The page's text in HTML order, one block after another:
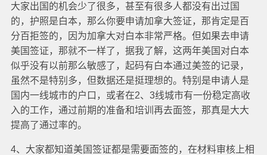
大家出国的机会少了很多，甚至有很多人都没有出过国
的，护照是白本，那么你要申请加拿大签证，那肯定是百
分百拒签的，因为加拿大对白本非常严格。但如果去申请
美国签证，那就不一样了，据我了解，这两年美国对白本
似乎没有以前那么敏感了，起码有白本通过美签的记录，
虽然不是特别多，但数据还是挺理想的。特别是申请人是
国内一线城市的户口，或者在2、3线城市有一份稳定高收
入的工作，通过前期的准备和培训再去面签，那真是大大
提高了通过率的。
4、大家都知道美国签证都是需要面签的，在材料审核上相